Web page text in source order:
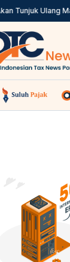
Tunjuk Ulang